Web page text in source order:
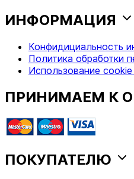
ИНФОРМАЦИЯ
Конфидициальность
Политика обработки
Использование
ПРИНИМАЕМ К
ПОКУПАТЕЛЮ